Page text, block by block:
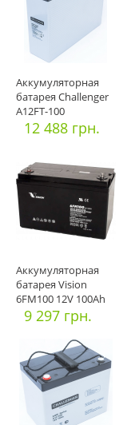
Аккумуляторная
батарея Challenger
A12FT-100
12 488 грн.
Аккумуляторная
батарея Vision
6FM100 12V 100Ah
9 297 грн.